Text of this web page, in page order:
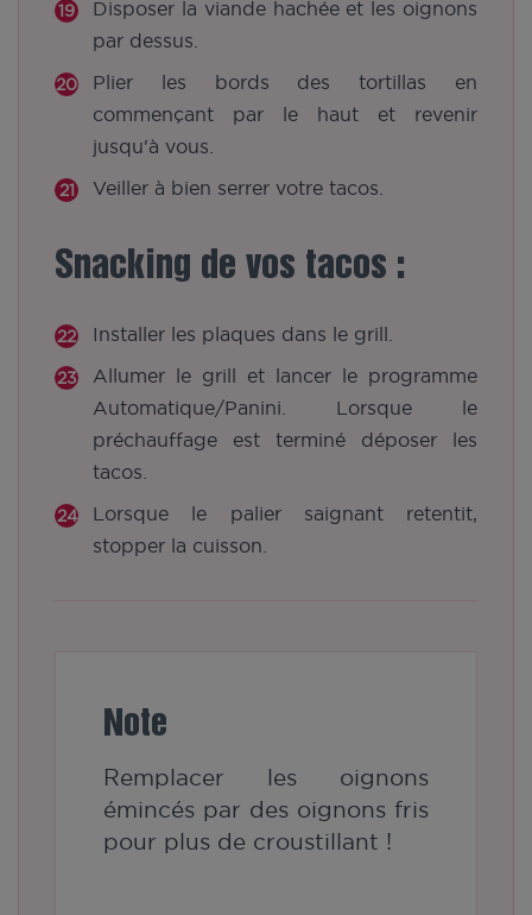
Disposer la viande hachée et les oignons
par dessus.
Plier les bords des tortillas en
commençant par le haut et revenir
jusqu'à vous.
Veiller à bien serrer votre tacos.
Snacking de vos tacos :
Installer les plaques dans le grill.
Allumer le grill et lancer le programme
Automatique/Panini. Lorsque le
préchauffage est terminé déposer les
tacos.
Lorsque le palier saignant retentit,
stopper la cuisson.
Note
Remplacer les oignons
émincés par des oignons fris
pour plus de croustillant !